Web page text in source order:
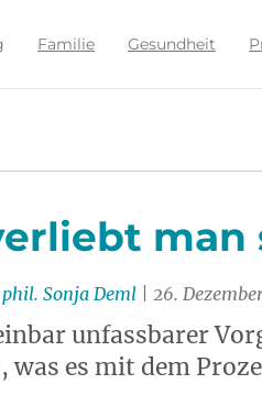
Familie Gesundheit
man
Sonja Deml | 26.
unfassbarer
es mit dem